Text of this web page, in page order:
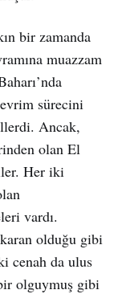
bir zamanda
muazzam
sürecini
Ancak,
olan El
Her iki
vardı.
olduğu gibi
cenah da ulus
olguymuş gibi